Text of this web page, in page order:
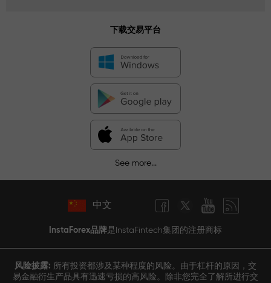
下载交易平台
See more...
中文
InstaForex品牌是InstaFintech集团的注册商标
风险披露: 所有投资都涉及某种程度的风险。由于杠杆的原因，交
易金融衍生产品具有迅速亏损的高风险。除非您完全了解所进行交